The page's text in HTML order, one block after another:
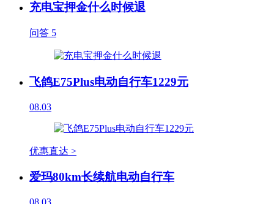
充电宝押金什么时候退
问答 5
飞鸽E75Plus电动自行车1229元
08.03
优惠直达 >
爱玛80km长续航电动自行车
08.03